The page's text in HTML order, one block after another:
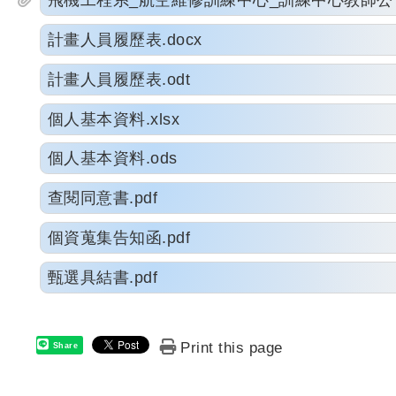
計畫人員履歷表.docx
計畫人員履歷表.odt
個人基本資料.xlsx
個人基本資料.ods
查閱同意書.pdf
個資蒐集告知函.pdf
甄選具結書.pdf
Share Print this page